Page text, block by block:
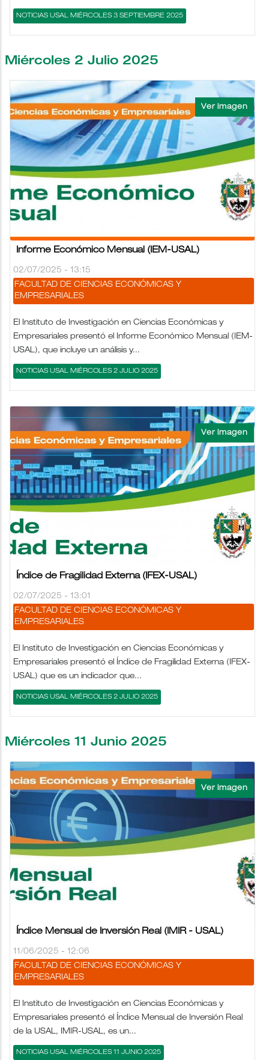
NOTICIAS USAL MIÉRCOLES 3 SEPTIEMBRE 2025
Miércoles 2 Julio 2025
Informe Económico Mensual (IEM-USAL)
02/07/2025 - 13:15
FACULTAD DE CIENCIAS ECONÓMICAS Y
EMPRESARIALES
El Instituto de Investigación en Ciencias Económicas y
Empresariales presentó el Informe Económico Mensual (IEM-
USAL), que incluye un análisis y...
NOTICIAS USAL MIÉRCOLES 2 JULIO 2025
Índice de Fragilidad Externa (IFEX-USAL)
02/07/2025 - 13:01
FACULTAD DE CIENCIAS ECONÓMICAS Y
EMPRESARIALES
El Instituto de Investigación en Ciencias Económicas y
Empresariales presentó el Índice de Fragilidad Externa (IFEX-
USAL) que es un indicador que...
NOTICIAS USAL MIÉRCOLES 2 JULIO 2025
Miércoles 11 Junio 2025
Índice Mensual de Inversión Real (IMIR - USAL)
11/06/2025 - 12:06
FACULTAD DE CIENCIAS ECONÓMICAS Y
EMPRESARIALES
El Instituto de Investigación en Ciencias Económicas y
Empresariales presentó el Índice Mensual de Inversión Real
de la USAL, IMIR-USAL, es un...
NOTICIAS USAL MIÉRCOLES 11 JUNIO 2025